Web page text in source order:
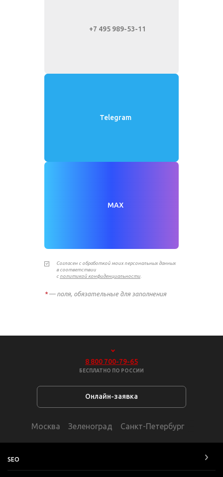
+7 495 989-53-11
Telegram
MAX
Согласен с обработкой моих персональных данных
в соответствии
с политикой конфиденциальности
*— поля, обязательные для заполнения
8 800 700-79-65
БЕСПЛАТНО ПО РОССИИ
Онлайн-заявка
Москва Зеленоград Санкт-Петербург
SEO